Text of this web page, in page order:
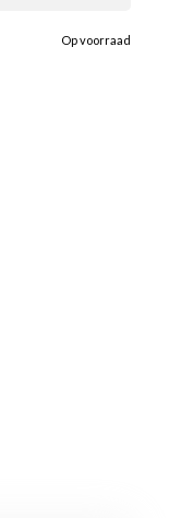
Op voorraad